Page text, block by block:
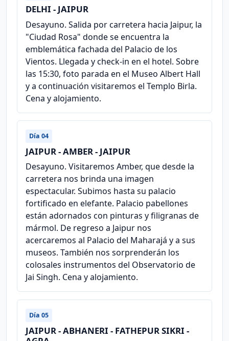
DELHI - JAIPUR
Desayuno. Salida por carretera hacia Jaipur, la
"Ciudad Rosa" donde se encuentra la
emblemática fachada del Palacio de los
Vientos. Llegada y check-in en el hotel. Sobre
las 15:30, foto parada en el Museo Albert Hall
y a continuación visitaremos el Templo Birla.
Cena y alojamiento.
Día 04
JAIPUR - AMBER - JAIPUR
Desayuno. Visitaremos Amber, que desde la
carretera nos brinda una imagen
espectacular. Subimos hasta su palacio
fortificado en elefante. Palacio pabellones
están adornados con pinturas y filigranas de
mármol. De regreso a Jaipur nos
acercaremos al Palacio del Maharajá y a sus
museos. También nos sorprenderán los
colosales instrumentos del Observatorio de
Jai Singh. Cena y alojamiento.
Día 05
JAIPUR - ABHANERI - FATHEPUR SIKRI -